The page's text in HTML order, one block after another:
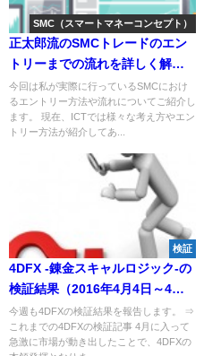
SMC（スマートマネーコンセプト）
正太郎流のSMCトレードのエン
トリーまでの流れを詳しく解
説！
今回は私が実際に行っているSMCにおけ
るエントリー方法や流れについてご紹介し
ます。 現在、ICTでは様々な考え方やエン
トリー方法が紹介してあ...
検証
4DFX -錬金スキャルロジック-の
検証結果（2016年4月4日～4月8
日まで）
今週も4DFXの検証結果を報告します。 ⇒
これまでの4DFXの検証記事 4月に入って
急激に市場が動き出したことで、4DFXの